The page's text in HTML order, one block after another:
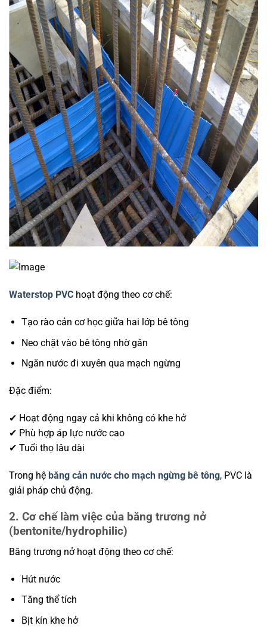
Waterstop PVC hoạt động theo cơ chế:
Tạo rào cản cơ học giữa hai lớp bê tông
Neo chặt vào bê tông nhờ gân
Ngăn nước đi xuyên qua mạch ngừng
Đặc điểm:
✔ Hoạt động ngay cả khi không có khe hở
✔ Phù hợp áp lực nước cao
✔ Tuổi thọ lâu dài
Trong hệ băng cản nước cho mạch ngừng bê tông, PVC là
giải pháp chủ động.
2. Cơ chế làm việc của băng trương nở
(bentonite/hydrophilic)
Băng trương nở hoạt động theo cơ chế:
Hút nước
Tăng thể tích
Bịt kín khe hở